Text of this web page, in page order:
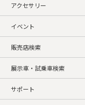
アクセサリー
イベント
販売店検索
展示車・試乗車検索
サポート